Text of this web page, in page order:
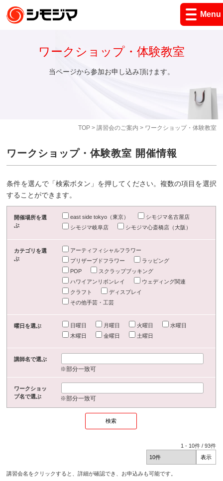
Menu
TOP> 講習会のご案内 > ワークショップ・体験教室
ワークショップ・体験教室
当ページから参加お申し込み頂けます。
ワークショップ・体験教室 開催情報
条件を選んで「検索ボタン」を押してください。複数の項目を選択
することができます。
開催場所を選
ぶ
east side tokyo（東京）
シモジマ名古屋店
シモジマ岐阜店
シモジマ心斎橋店（大阪）
カテゴリを選
ぶ
アーティフィシャルフラワー
プリザーブドフラワー
ラッピング
POP
スクラップブッキング
ハワイアンリボンレイ
ウェディング関連
クラフト
ディスプレイ
その他手芸・工芸
曜日を選ぶ 日曜日 月曜日 火曜日
水曜日
木曜日
金曜日 土曜日
講師名で選ぶ
※部分一致可
ワークショッ
プ名で選ぶ
※部分一致可
1 - 10件 /93件
講習会名をクリックすると、詳細が確認でき、お申込みも可能です。